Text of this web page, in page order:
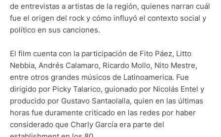
de entrevistas a artistas de la región, quienes narran cuál
fue el origen del rock y cómo influyó el contexto social y
político en sus canciones.
El film cuenta con la participación de Fito Páez, Litto
Nebbia, Andrés Calamaro, Ricardo Mollo, Nito Mestre,
entre otros grandes músicos de Latinoamerica. Fue
dirigido por Picky Talarico, guionado por Nicolás Entel y
producido por Gustavo Santaolalla, quien en las últimas
horas fue duramente criticado en las redes por haber
considerado que Charly García era parte del